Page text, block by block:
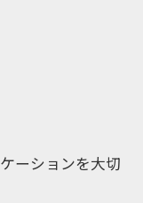
ーションを大切